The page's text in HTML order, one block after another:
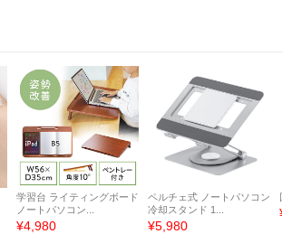
学習台 ライティングボード
ノートパソコン...
¥4,980
ペルチェ式 ノートパソコン
冷却スタンド 1...
¥5,980